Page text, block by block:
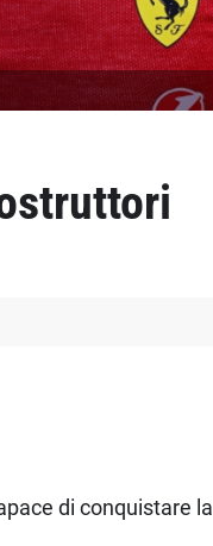
di conquistare la